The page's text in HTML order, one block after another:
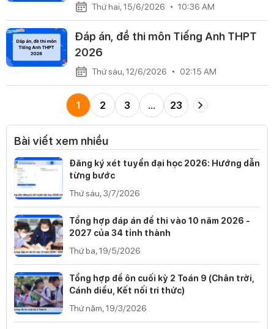
Thứ hai, 15/6/2026 10:36 AM
Đáp án, đề thi môn Tiếng Anh THPT
2026
Thứ sáu, 12/6/2026 02:15 AM
1 2 3 … 23
Bài viết xem nhiều
Đăng ký xét tuyển đại học 2026: Hướng dẫn
từng bước
Thứ sáu, 3/7/2026
Tổng hợp đáp án đề thi vào 10 năm 2026 -
2027 của 34 tỉnh thành
Thứ ba, 19/5/2026
Tổng hợp đề ôn cuối kỳ 2 Toán 9 (Chân trời,
Cánh diều, Kết nối tri thức)
Thứ năm, 19/3/2026